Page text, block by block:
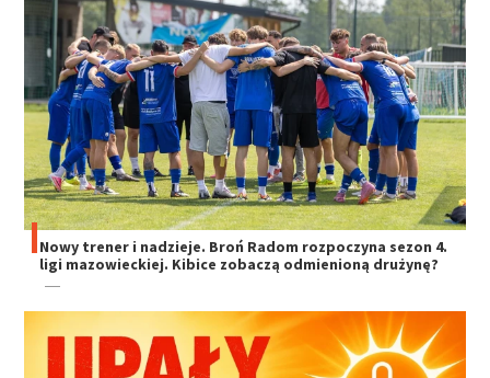
Nowy trener i nadzieje. Broń Radom rozpoczyna sezon 4.
ligi mazowieckiej. Kibice zobaczą odmienioną drużynę?